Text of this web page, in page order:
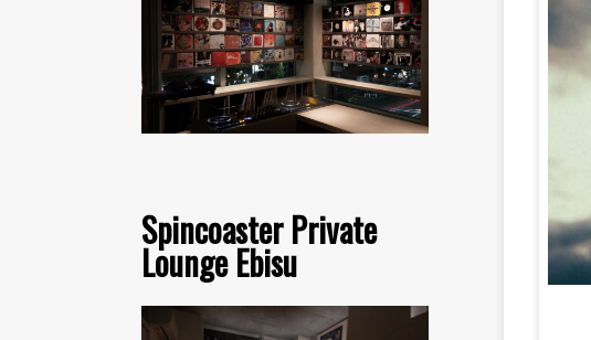
Spincoaster Private
Lounge Ebisu